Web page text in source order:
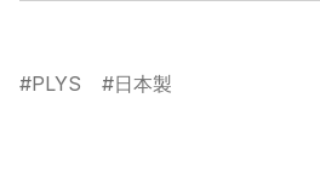
PLYS 日本製